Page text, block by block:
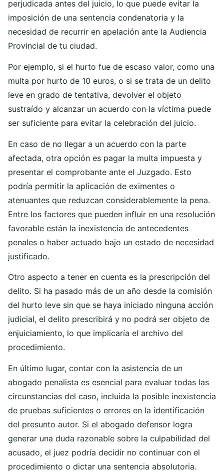
perjudicada antes del juicio, lo que puede evitar la
imposición de una sentencia condenatoria y la
necesidad de recurrir en apelación ante la Audiencia
Provincial de tu ciudad.
Por ejemplo, si el hurto fue de escaso valor, como una
multa por hurto de 10 euros, o si se trata de un delito
leve en grado de tentativa, devolver el objeto
sustraído y alcanzar un acuerdo con la víctima puede
ser suficiente para evitar la celebración del juicio.
En caso de no llegar a un acuerdo con la parte
afectada, otra opción es pagar la multa impuesta y
presentar el comprobante ante el Juzgado. Esto
podría permitir la aplicación de eximentes o
atenuantes que reduzcan considerablemente la pena.
Entre los factores que pueden influir en una resolución
favorable están la inexistencia de antecedentes
penales o haber actuado bajo un estado de necesidad
justificado.
Otro aspecto a tener en cuenta es la prescripción del
delito. Si ha pasado más de un año desde la comisión
del hurto leve sin que se haya iniciado ninguna acción
judicial, el delito prescribirá y no podrá ser objeto de
enjuiciamiento, lo que implicaría el archivo del
procedimiento.
En último lugar, contar con la asistencia de un
abogado penalista es esencial para evaluar todas las
circunstancias del caso, incluida la posible inexistencia
de pruebas suficientes o errores en la identificación
del presunto autor. Si el abogado defensor logra
generar una duda razonable sobre la culpabilidad del
acusado, el juez podría decidir no continuar con el
procedimiento o dictar una sentencia absolutoria.